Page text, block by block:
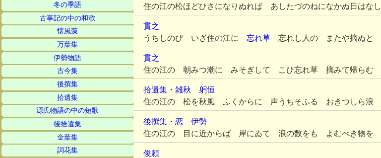
冬の季語
古事記の中の和歌
懐風藻
万葉集
伊勢物語
古今集
後撰集
拾遺集
源氏物語の中の短歌
後拾遺集
金葉集
詞花集
住の江の松ほどひさになりぬれば あしたづのねになかぬ日はなし
貫之
うちしのび いざ住の江に 忘れ草忘れし人の またや摘ぬと
貫之
住の江の 朝みつ潮に みそぎして こひ忘れ草 摘みて帰らむ
拾遺集・雑秋
躬恒
住の江の 松を秋風 ふくからに 声うちそふる おきつしら浪
後撰集・恋
伊勢
住の江の 目に近からば 岸にゐて 浪の数をも よむべき物を
俊頼